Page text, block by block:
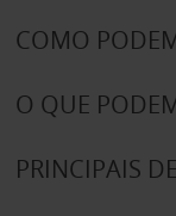
COMO
O QUE
PRINCIPAIS